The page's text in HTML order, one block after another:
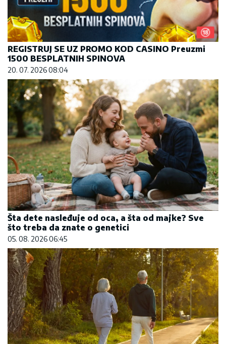
REGISTRUJ SE UZ PROMO KOD CASINO Preuzmi
1500 BESPLATNIH SPINOVA
20. 07. 2026 08:04
Šta dete nasleđuje od oca, a šta od majke? Sve
što treba da znate o genetici
05. 08. 2026 06:45